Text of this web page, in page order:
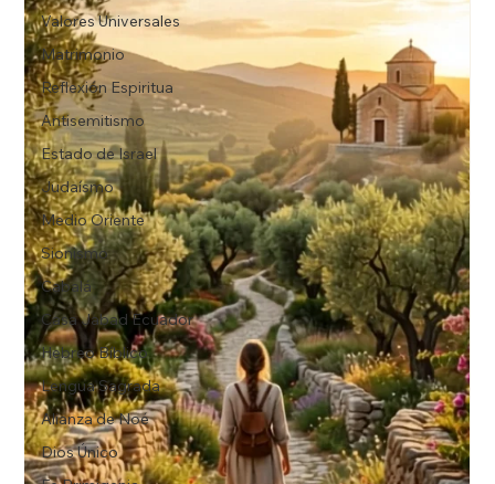
Valores Universales
Matrimonio
Reflexión Espiritua
Antisemitismo
Estado de Israel
Judaísmo
Medio Oriente
Sionismo
Cabalá
Casa Jabad Ecuador
Hebreo Bíblico
Lengua Sagrada
Alianza de Noé
Dios Único